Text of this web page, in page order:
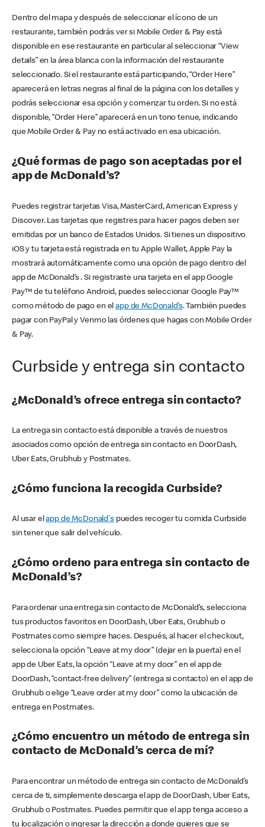
Dentro del mapa y después de seleccionar el ícono de un
restaurante, también podrás ver si Mobile Order & Pay está
disponible en ese restaurante en particular al seleccionar “View
details” en la área blanca con la información del restaurante
seleccionado. Si el restaurante está participando, “Order Here”
aparecerá en letras negras al final de la página con los detalles y
podrás seleccionar esa opción y comenzar tu orden. Si no está
disponible, “Order Here” aparecerá en un tono tenue, indicando
que Mobile Order & Pay no está activado en esa ubicación.
¿Qué formas de pago son aceptadas por el
app de McDonald’s?
Puedes registrar tarjetas Visa, MasterCard, American Express y
Discover. Las tarjetas que registres para hacer pagos deben ser
emitidas por un banco de Estados Unidos. Si tienes un dispositivo
iOS y tu tarjeta está registrada en tu Apple Wallet, Apple Pay la
mostrará automáticamente como una opción de pago dentro del
app de McDonald’s . Si registraste una tarjeta en el app Google
Pay™ de tu teléfono Android, puedes seleccionar Google Pay™
como método de pago en elapp de McDonald’s. También puedes
pagar con PayPal y Venmo las órdenes que hagas con Mobile Order
& Pay.
Curbside y entrega sin contacto
¿McDonald’s ofrece entrega sin contacto?
La entrega sin contacto está disponible a través de nuestros
asociados como opción de entrega sin contacto en DoorDash,
Uber Eats, Grubhub y Postmates.
¿Cómo funciona la recogida Curbside?
Al usar elapp de McDonald'spuedes recoger tu comida Curbside
sin tener que salir del vehículo.
¿Cómo ordeno para entrega sin contacto de
McDonald’s?
Para ordenar una entrega sin contacto de McDonald’s, selecciona
tus productos favoritos en DoorDash, Uber Eats, Grubhub o
Postmates como siempre haces. Después, al hacer el checkout,
selecciona la opción “Leave at my door” (dejar en la puerta) en el
app de Uber Eats, la opción “Leave at my door” en el app de
DoorDash, “contact-free delivery” (entrega si contacto) en el app de
Grubhub o elige “Leave order at my door” como la ubicación de
entrega en Postmates.
¿Cómo encuentro un método de entrega sin
contacto de McDonald’s cerca de mí?
Para encontrar un método de entrega sin contacto de McDonald’s
cerca de ti, simplemente descarga el app de DoorDash, Uber Eats,
Grubhub o Postmates. Puedes permitir que el app tenga acceso a
tu localización o ingresar la dirección a donde quieres que se